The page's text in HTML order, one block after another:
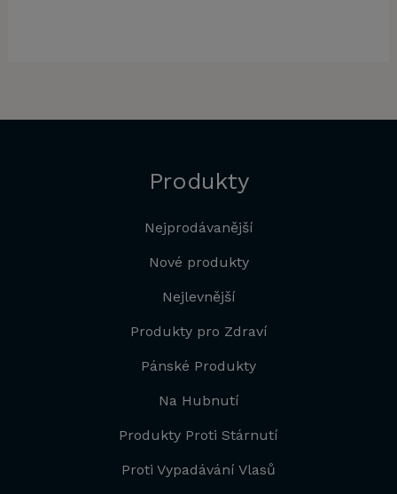
Produkty
Nejprodávanější
Nové produkty
Nejlevnější
Produkty pro Zdraví
Pánské Produkty
Na Hubnutí
Produkty Proti Stárnutí
Proti Vypadávání Vlasů